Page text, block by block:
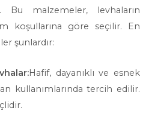
Bu malzemeler, levhaların
koşullarına göre seçilir. En
şunlardır:
Hafif, dayanıklı ve esnek
kullanımlarında tercih edilir.